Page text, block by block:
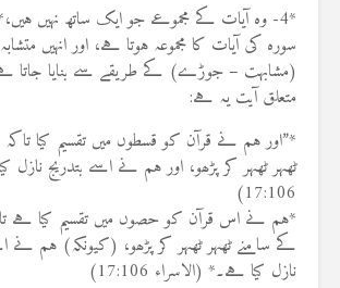
*4- وہ آیات کے مجموعے جو ایک ساتھ نہیں
سورہ کی آیات کا مجموعہ ہوتا ہے، اور انہیں
(مشابہت – جوڑے) کے طریقے سے بنایا
متعلق آیت یہ ہے:
*”اور ہم نے قرآن کو قسطوں میں تقسیم کیا تاکہ
ٹھہر ٹھہر کر پڑھو، اور ہم نے اسے بتدریج نازل
17:106)
*ہم نے اس قرآن کو حصوں میں تقسیم کیا ہے
کے سامنے ٹھہر ٹھہر کر پڑھو، (کیونکہ) ہم نے
نازل کیا ہے۔* (الاسراء 17:106)